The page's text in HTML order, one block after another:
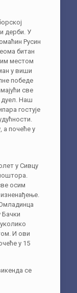
дерби. У
Русин
битан
местом
у виши
победе
све
дуел. Наш
гостује
а почеће у
у Сивцу
осим
Бачки
И ови
у 15
се